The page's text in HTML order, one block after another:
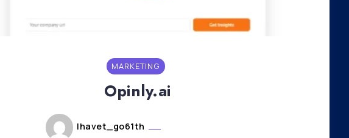
MARKETING
Opinly.ai
lhavet_go61th